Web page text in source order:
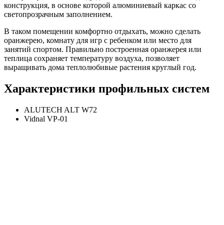
конструкция, в основе которой алюминиевый каркас со
светопрозрачным заполнением.
В таком помещении комфортно отдыхать, можно сделать
оранжерею, комнату для игр с ребенком или место для
занятий спортом. Правильно построенная оранжерея или
теплица сохраняет температуру воздуха, позволяет
выращивать дома теплолюбивые растения круглый год.
Характеристики профильных систем
ALUTECH ALT W72
Vidnal VP-01